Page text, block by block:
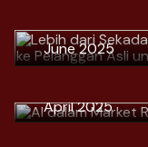
June 2025
> AI dalam
Potensi
April 2025
> AI in
Threat?